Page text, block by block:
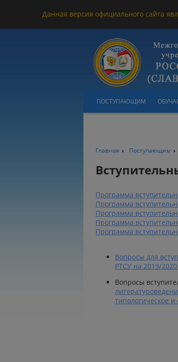
Данная версия официального сайта
ПОСТУПАЮЩИМ
Главная Поступающим
Программа
Программа
Программа
Программа
Программа
Вопросы для
РТСУ на 2019/
Вопросы
типологическое и